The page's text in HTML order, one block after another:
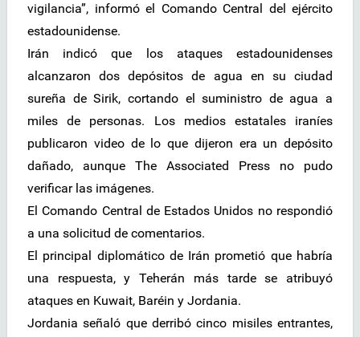
vigilancia”, informó el Comando Central del ejército
estadounidense.
Irán indicó que los ataques estadounidenses
alcanzaron dos depósitos de agua en su ciudad
sureña de Sirik, cortando el suministro de agua a
miles de personas. Los medios estatales iraníes
publicaron video de lo que dijeron era un depósito
dañado, aunque The Associated Press no pudo
verificar las imágenes.
El Comando Central de Estados Unidos no respondió
a una solicitud de comentarios.
El principal diplomático de Irán prometió que habría
una respuesta, y Teherán más tarde se atribuyó
ataques en Kuwait, Baréin y Jordania.
Jordania señaló que derribó cinco misiles entrantes,